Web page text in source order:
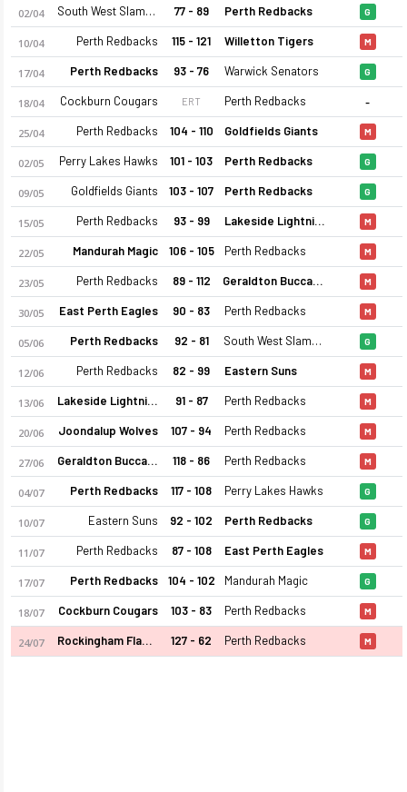
Perth Redbacks 2026 sezonu kadrosu, maç fikstürü, puan
02/04 South West Slammers 77 - 89 Perth Redbacks G
10/04 Perth Redbacks 115 - 121 Willetton Tigers M
17/04 Perth Redbacks 93 - 76 Warwick Senators G
18/04 Cockburn Cougars ERT Perth Redbacks -
25/04 Perth Redbacks 104 - 110 Goldfields Giants M
02/05 Perry Lakes Hawks 101 - 103 Perth Redbacks G
09/05 Goldfields Giants 103 - 107 Perth Redbacks G
15/05 Perth Redbacks 93 - 99 Lakeside Lightning M
22/05 Mandurah Magic 106 - 105 Perth Redbacks M
23/05 Perth Redbacks 89 - 112 Geraldton Buccaneers M
30/05 East Perth Eagles 90 - 83 Perth Redbacks M
05/06 Perth Redbacks 92 - 81 South West Slammers G
12/06 Perth Redbacks 82 - 99 Eastern Suns M
13/06 Lakeside Lightning 91 - 87 Perth Redbacks M
20/06 Joondalup Wolves 107 - 94 Perth Redbacks M
27/06 Geraldton Buccaneers 118 - 86 Perth Redbacks M
04/07 Perth Redbacks 117 - 108 Perry Lakes Hawks G
10/07 Eastern Suns 92 - 102 Perth Redbacks G
11/07 Perth Redbacks 87 - 108 East Perth Eagles M
17/07 Perth Redbacks 104 - 102 Mandurah Magic G
18/07 Cockburn Cougars 103 - 83 Perth Redbacks M
24/07 Rockingham Flames 127 - 62 Perth Redbacks M